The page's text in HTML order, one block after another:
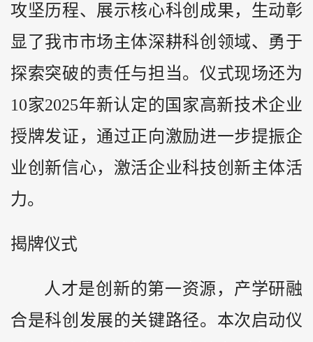
攻坚历程、展示核心科创成果，生动彰
显了我市市场主体深耕科创领域、勇于
探索突破的责任与担当。仪式现场还为
10家2025年新认定的国家高新技术企业
授牌发证，通过正向激励进一步提振企
业创新信心，激活企业科技创新主体活
力。
揭牌仪式
人才是创新的第一资源，产学研融
合是科创发展的关键路径。本次启动仪